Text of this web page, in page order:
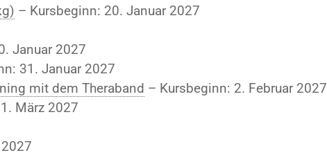
– Kursbeginn: 20. Januar 2027
Januar 2027
31. Januar 2027
mit dem Theraband – Kursbeginn: 2. Februar 2027
März 2027